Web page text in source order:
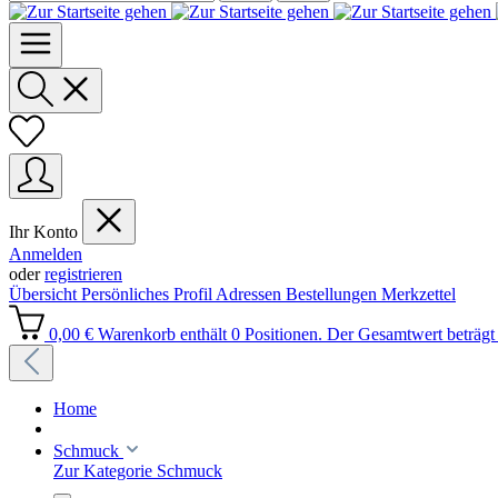
Ihr Konto
Anmelden
oderregistrieren
Übersicht Persönliches Profil Adressen Bestellungen Merkzettel
0,00 € Warenkorb enthält 0 Positionen. Der Gesamtwert
Home
Schmuck
Zur Kategorie Schmuck